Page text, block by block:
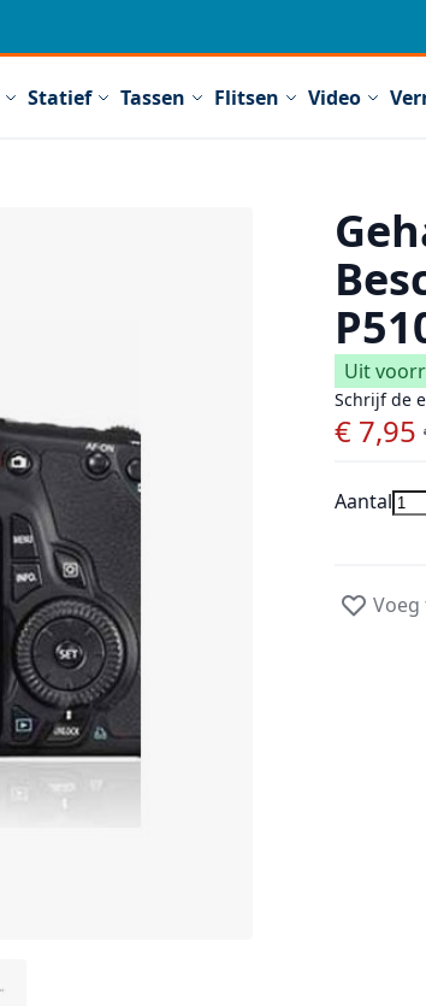
Statief Tassen Flitsen Video
Uit
Schrijf de
Speciale
€ 7,95
Aantal